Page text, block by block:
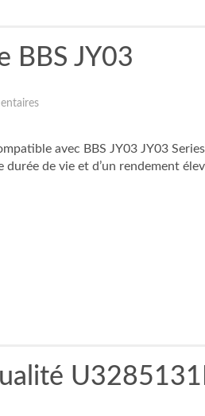
BBS JY03
avec BBS JY03 JY03
de vie et d’un rendement